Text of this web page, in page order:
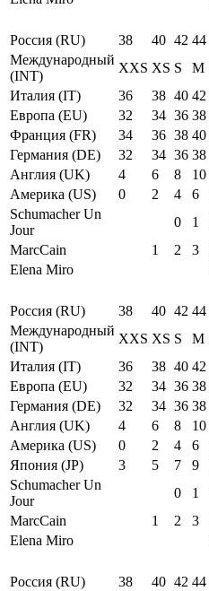
Россия (RU)
38 40 42 44
Международный
(INT)
XXS XS S M
Италия (IT)
36 38 40 42
Европа (EU)
32 34 36 38
Франция (FR)
34 36 38 40
Германия (DE)
32 34 36 38
Англия (UK)
4 6 8 10
Америка (US)
0 2 4 6
Schumacher Un
Jour
0 1
MarcCain
1 2 3
Elena Miro
Россия (RU)
38 40 42 44
Международный
(INT)
XXS XS S M
Италия (IT)
36 38 40 42
Европа (EU)
32 34 36 38
Германия (DE)
32 34 36 38
Англия (UK)
4 6 8 10
Америка (US)
0 2 4 6
Япония (JP)
3 5 7 9
Schumacher Un
Jour
0 1
MarcCain
1 2 3
Elena Miro
Россия (RU)
38 40 42 44